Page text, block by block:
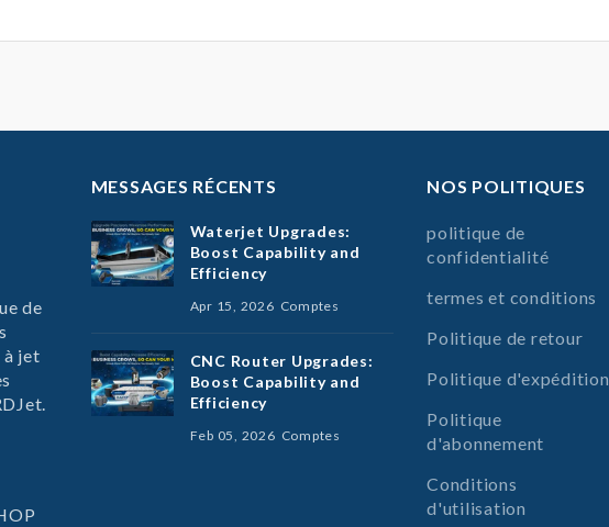
de
à jet
MESSAGES RÉCENTS
Waterjet Upgrades:
Boost Capability and
Efficiency
Apr 15, 2026 Comptes
CNC Router Upgrades:
Boost Capability and
Efficiency
Feb 05, 2026 Comptes
NOS POLITIQUES
politique de
confidentialité
termes et conditions
Politique de retour
Politique d'expédition
Politique
d'abonnement
Conditions
d'utilisation